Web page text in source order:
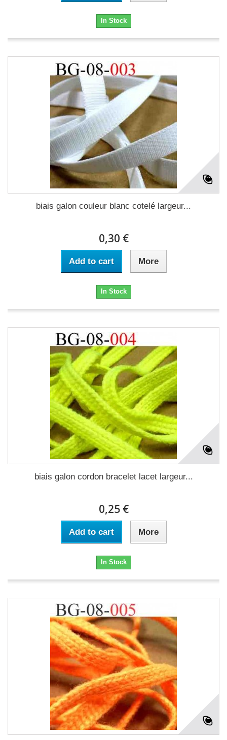
In Stock
biais galon couleur blanc cotelé largeur...
0,30 €
Add to cart More
In Stock
biais galon cordon bracelet lacet largeur...
0,25 €
Add to cart More
In Stock